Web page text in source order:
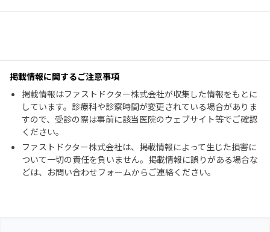
掲載情報に関するご注意事項
掲載情報はファストドクター株式会社が収集した情報をもとに
しています。診療科や診察時間が変更されている場合がありま
すので、受診の際は事前に該当医院のウェブサイト等でご確認
ください。
ファストドクター株式会社は、掲載情報によって生じた損害に
ついて一切の責任を負いません。掲載情報に誤りがある場合な
どは、お問い合わせフォームからご連絡ください。